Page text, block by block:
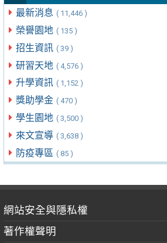
最新消息 ( 11,446 )
榮譽園地 ( 135 )
招生資訊 ( 39 )
研習天地 ( 4,576 )
升學資訊 ( 1,152 )
獎助學金 ( 470 )
學生園地 ( 3,500 )
來文宣導 ( 3,638 )
防疫專區 ( 85 )
網站安全與隱私權
著作權聲明